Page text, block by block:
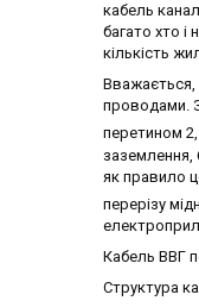
кабель
багато хто і
кількість
Вважається,
проводами.
перетином
заземлення,
як правило
перерізу
Кабель ВВГ
Структура